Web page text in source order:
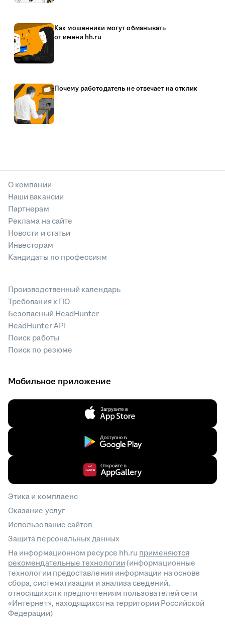
Как мошенники могут обманывать
от имени hh.ru
Почему работодатель не отвечает на отклик
О компании
Наши вакансии
Партнерам
Реклама на сайте
Новости и статьи
Инвесторам
Кандидаты по профессиям
Производственный календарь
Требования к ПО
Безопасный HeadHunter
HeadHunter API
Поиск работы
Поиск по резюме
Мобильное приложение
Этика и комплаенс
Оказание услуг
Использование сайтов
Защита персональных данных
На информационном ресурсе hh.ru применяются
рекомендательные технологии(информационные
технологии предоставления информации на основе
сбора, систематизации и анализа сведений,
относящихся к предпочтениям пользователей сети
«Интернет», находящихся на территории Российской
Федерации)